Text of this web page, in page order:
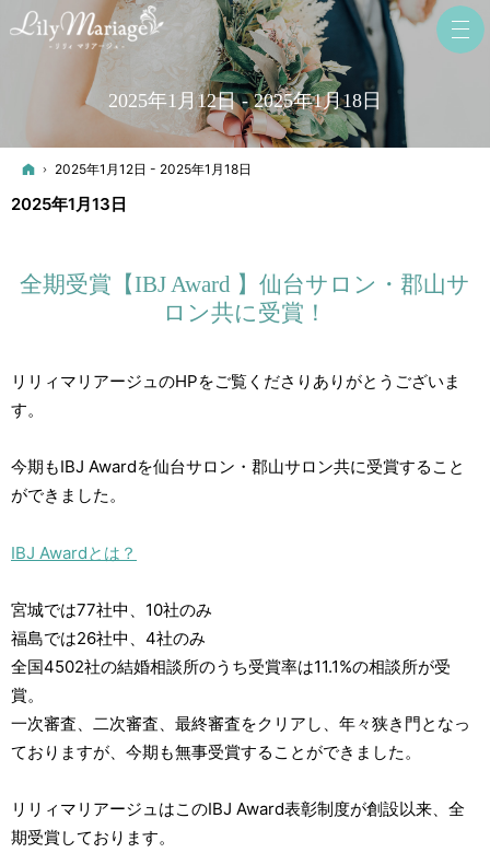
2025年1月12日 - 2025年1月18日
ホーム
2025年1月12日 - 2025年1月18日
2025年1月13日
全期受賞【IBJ Award 】仙台サロン・郡山サ
ロン共に受賞！
リリィマリアージュのHPをご覧くださりありがとうございま
す。
今期もIBJ Awardを仙台サロン・郡山サロン共に受賞すること
ができました。
IBJ Awardとは？
宮城では77社中、10社のみ
福島では26社中、4社のみ
全国4502社の結婚相談所のうち受賞率は11.1%の相談所が受
賞。
一次審査、二次審査、最終審査をクリアし、年々狭き門となっ
ておりますが、今期も無事受賞することができました。
リリィマリアージュはこのIBJ Award表彰制度が創設以来、全
期受賞しております。